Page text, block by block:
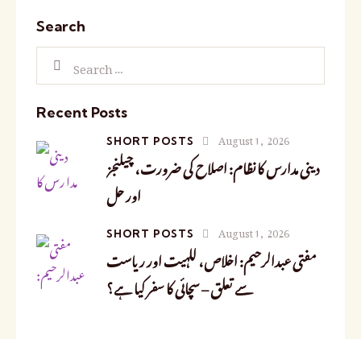
Search
Recent Posts
SHORT POSTS August 1, 2026
دینی مدارس کا نظام: اصلاح کی ضرورت، چیلنجز
اور حل
SHORT POSTS August 1, 2026
مفتی عبدالرحیم: اخلاص، للہیت اور ریاست
سے تعلق – سچائی کا سفر کیا ہے؟